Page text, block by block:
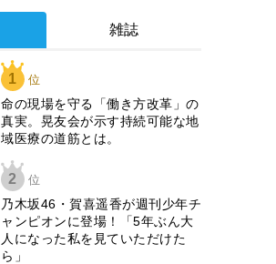
雑誌
1 位
​命の現場を守る「働き方改革」の
真実。晃友会が示す持続可能な地
域医療の道筋とは。
2 位
乃木坂46・賀喜遥香が週刊少年チ
ャンピオンに登場！「5年ぶん大
人になった私を見ていただけた
ら」